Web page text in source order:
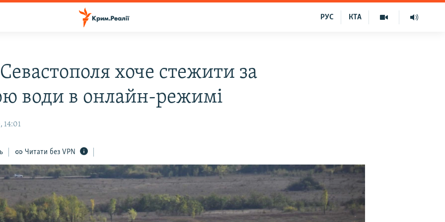
КТА
РУС
хоче стежити за
води в онлайн-режимі
14:01
Читати без VPN